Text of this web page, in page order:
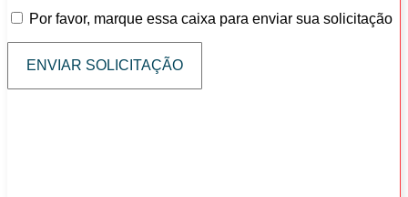
Por favor, marque essa caixa para enviar sua solicitação
ENVIAR SOLICITAÇÃO